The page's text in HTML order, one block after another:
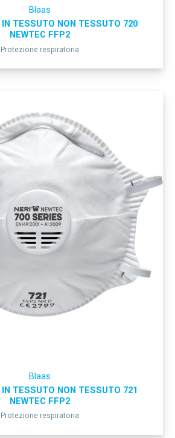
Blaas
IN TESSUTO NON TESSUTO 720
NEWTEC FFP2
Protezione respiratoria
Blaas
IN TESSUTO NON TESSUTO 721
NEWTEC FFP2
Protezione respiratoria